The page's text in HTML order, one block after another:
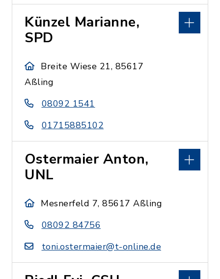
Künzel Marianne,
SPD
Breite Wiese 21, 85617
Aßling
08092 1541
01715885102
Ostermaier Anton,
UNL
Mesnerfeld 7, 85617 Aßling
08092 84756
toni.ostermaier@t-online.de